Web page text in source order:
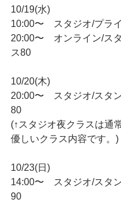
10/19(水)
10:00〜　スタジオ/プラ
20:00〜　オンライン/ス
ス80
10/20(木)
20:00〜　スタジオ/スタ
80
(↑スタジオ夜クラスは通
優しいクラス内容です。)
10/23(日)
14:00〜　スタジオ/スタ
90